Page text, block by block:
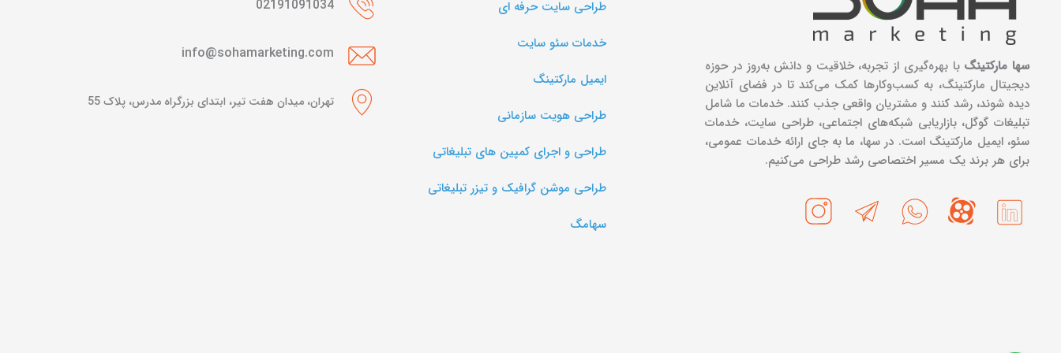
سها مارکتینگ با بهره‌گیری از تجربه، خلاقیت و دانش به‌روز در حوزه
دیجیتال مارکتینگ، به کسب‌وکارها کمک می‌کند تا در فضای آنلاین
دیده شوند، رشد کنند و مشتریان واقعی جذب کنند. خدمات ما شامل
تبلیغات گوگل، بازاریابی شبکه‌های اجتماعی، طراحی سایت، خدمات
سئو، ایمیل مارکتینگ است. در سها، ما به جای ارائه خدمات عمومی،
برای هر برند یک مسیر اختصاصی رشد طراحی می‌کنیم.
طراحی سایت حرفه ای
خدمات سئو سایت
ایمیل مارکتینگ
طراحی هویت سازمانی
طراحی و اجرای کمپین های تبلیغاتی
طراحی موشن گرافیک و تیزر تبلیغاتی
سها‌مگ
02191091034
info@sohamarketing.com
تهران، میدان هفت تیر، ابتدای بزرگراه مدرس، پلاک 55